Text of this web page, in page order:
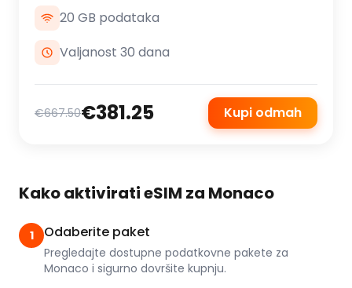
20 GB podataka
Valjanost 30 dana
€667.50€381.25 Kupi odmah
Kako aktivirati eSIM za Monaco
1 Odaberite paket
Pregledajte dostupne podatkovne pakete za
Monaco i sigurno dovršite kupnju.